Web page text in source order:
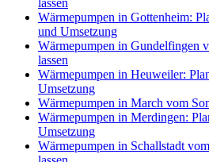
lassen
Wärmepumpen in Gottenheim:
und Umsetzung
Wärmepumpen in Gundelfingen
lassen
Wärmepumpen in Heuweiler:
Umsetzung
Wärmepumpen in March vom
Wärmepumpen in Merdingen:
Umsetzung
Wärmepumpen in Schallstadt